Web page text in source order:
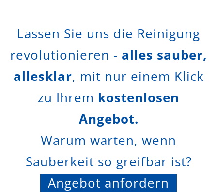
Lassen Sie uns die Reinigung
revolutionieren - alles sauber,
allesklar, mit nur einem Klick
zu Ihrem kostenlosen
Angebot.
Warum warten, wenn
Sauberkeit so greifbar ist?
Angebot anfordern